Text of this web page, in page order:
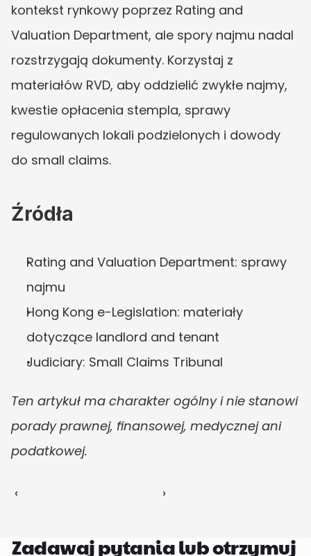
kontekst rynkowy poprzez Rating and
Valuation Department, ale spory najmu nadal
rozstrzygają dokumenty. Korzystaj z
materiałów RVD, aby oddzielić zwykłe najmy,
kwestie opłacenia stempla, sprawy
regulowanych lokali podzielonych i dowody
do small claims.
Źródła
Rating and Valuation Department: sprawy
najmu
Hong Kong e-Legislation: materiały
dotyczące landlord and tenant
Judiciary: Small Claims Tribunal
Ten artykuł ma charakter ogólny i nie stanowi
porady prawnej, finansowej, medycznej ani
podatkowej.
‹ ›
Zadawaj pytania lub otrzymuj